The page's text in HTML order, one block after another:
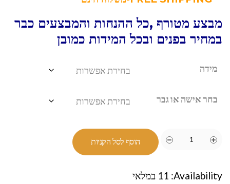
מבצע מטורף ,כל ההנחות והמבצעים כבר
במחיר בפנים ובכל המידות כמובן
מידה
בחר אישה או גבר
הוסף לסל הקניות
Availability: 11 במלאי